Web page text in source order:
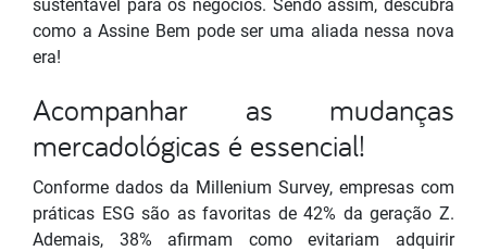
sustentável para os negócios. Sendo assim, descubra
como a Assine Bem pode ser uma aliada nessa nova
era!
Acompanhar as mudanças
mercadológicas é essencial!
Conforme dados da Millenium Survey, empresas com
práticas ESG são as favoritas de 42% da geração Z.
Ademais, 38% afirmam como evitariam adquirir